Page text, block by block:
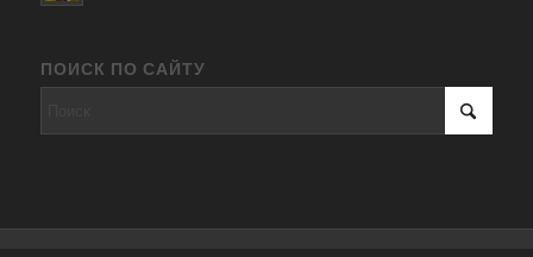
ПОИСК ПО САЙТУ